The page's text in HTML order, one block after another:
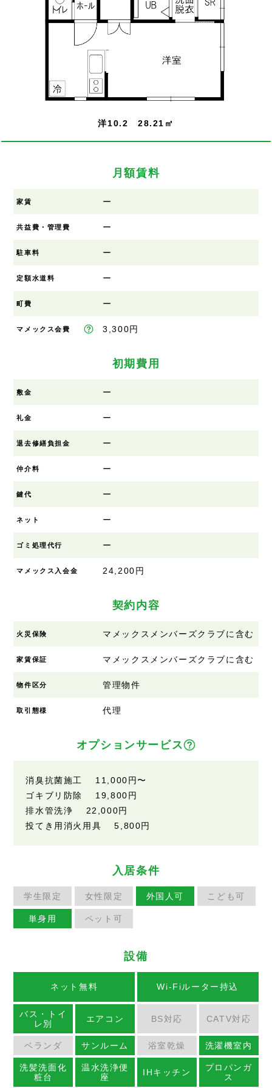
洋10.2 28.21㎡
月額賃料
家賃 ー
共益費・管理費 ー
駐車料 ー
定額水道料 ー
町費 ー
マメックス会費 3,300円
初期費用
敷金 ー
礼金 ー
退去修繕負担金 ー
仲介料 ー
鍵代 ー
ネット ー
ゴミ処理代行 ー
マメックス入会金 24,200円
契約内容
火災保険 マメックスメンバーズクラブに含む
家賃保証 マメックスメンバーズクラブに含む
物件区分 管理物件
取引態様 代理
オプションサービス
消臭抗菌施工 11,000円〜
ゴキブリ防除 19,800円
排水管洗浄 22,000円
投てき用消火用具 5,800円
入居条件
学生限定 女性限定 外国人可 こども可
単身用 ペット可
設備
ネット無料 Wi-Fiルーター持込
バス・トイ
レ別
エアコン BS対応 CATV対応
ベランダ サンルーム 浴室乾燥 洗濯機室内
洗髪洗面化
粧台
温水洗浄便
座
IHキッチン
プロパンガ
ス